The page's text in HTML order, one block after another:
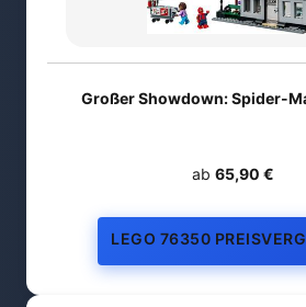
Großer Showdown: Spider-
ab 65,90 €
LEGO 76350